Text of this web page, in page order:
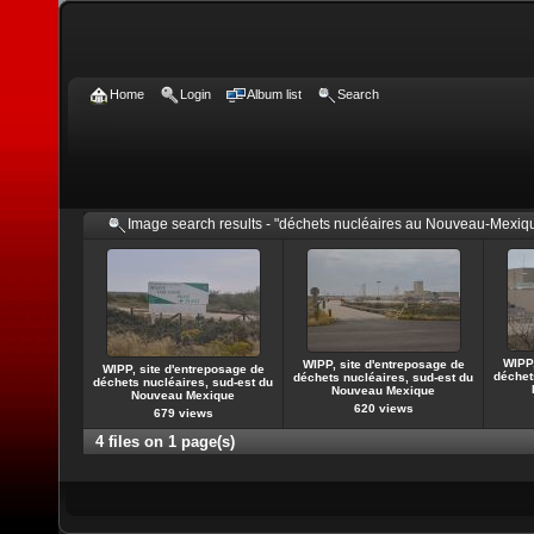
Home Login Album list Search
Image search results - "déchets nucléaires au Nouveau-
WIPP, site d'entreposage de
déchets nucléaires, sud-est du
Nouveau Mexique
679 views
WIPP, site d'entreposage de
déchets nucléaires, sud-est du
Nouveau Mexique
620 views
4 files on 1 page(s)